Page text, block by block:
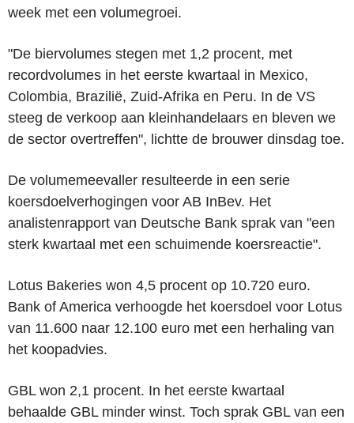
week met een volumegroei.
"De biervolumes stegen met 1,2 procent, met
recordvolumes in het eerste kwartaal in Mexico,
Colombia, Brazilië, Zuid-Afrika en Peru. In de VS
steeg de verkoop aan kleinhandelaars en bleven we
de sector overtreffen", lichtte de brouwer dinsdag toe.
De volumemeevaller resulteerde in een serie
koersdoelverhogingen voor AB InBev. Het
analistenrapport van Deutsche Bank sprak van "een
sterk kwartaal met een schuimende koersreactie".
Lotus Bakeries won 4,5 procent op 10.720 euro.
Bank of America verhoogde het koersdoel voor Lotus
van 11.600 naar 12.100 euro met een herhaling van
het koopadvies.
GBL won 2,1 procent. In het eerste kwartaal
behaalde GBL minder winst. Toch sprak GBL van een